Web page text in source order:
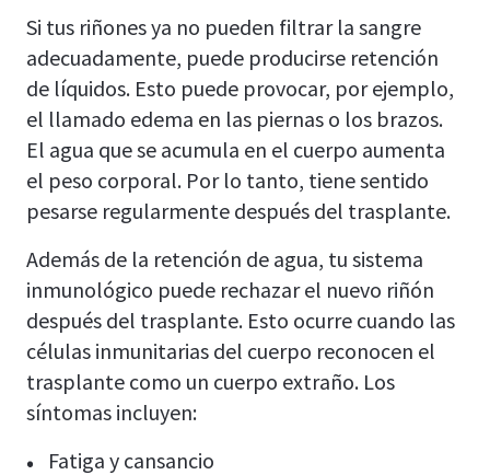
Si tus riñones ya no pueden filtrar la sangre
adecuadamente, puede producirse retención
de líquidos. Esto puede provocar, por ejemplo,
el llamado edema en las piernas o los brazos.
El agua que se acumula en el cuerpo aumenta
el peso corporal. Por lo tanto, tiene sentido
pesarse regularmente después del trasplante.
Además de la retención de agua, tu sistema
inmunológico puede rechazar el nuevo riñón
después del trasplante. Esto ocurre cuando las
células inmunitarias del cuerpo reconocen el
trasplante como un cuerpo extraño. Los
síntomas incluyen:
Fatiga y cansancio